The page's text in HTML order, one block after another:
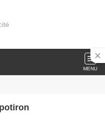
MENU